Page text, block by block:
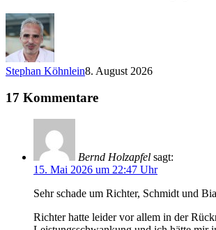
Stephan Köhnlein8. August 2026
17 Kommentare
Bernd Holzapfel sagt:
15. Mai 2026 um 22:47 Uhr
Sehr schade um Richter, Schmidt und
Richter hatte leider vor allem in der